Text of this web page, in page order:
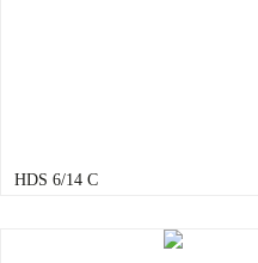
HDS 6/14 C